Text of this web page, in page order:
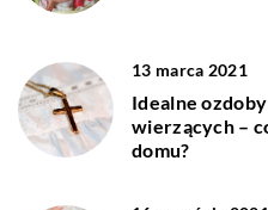
13 marca 2021
Idealne
wierzących –
domu?